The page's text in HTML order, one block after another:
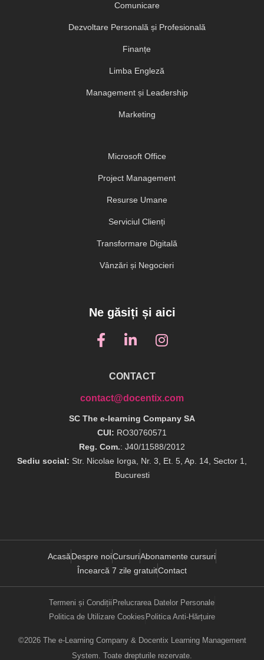
Comunicare
Dezvoltare Personală și Profesională
Finanțe
Limba Engleză
Management și Leadership
Marketing
Microsoft Office
Project Management
Resurse Umane
Serviciul Clienți
Transformare Digitală
Vânzări și Negocieri
Ne găsiți și aici
CONTACT
contact@docentix.com
SC The e-learning Company SA
CUI: RO30760571
Reg. Com.: J40/11588/2012
Sediu social: Str. Nicolae Iorga, Nr. 3, Et. 5, Ap. 14, Sector 1,
Bucuresti
AcasăDespre noiCursuriAbonamente cursuri
Încearcă 7 zile gratuitContact
Termeni și Condiții Prelucrarea Datelor Personale
Politica de Utilizare Cookies Politica Anti-Hărțuire
©2026 The e-Learning Company & Docentix Learning Management
System. Toate drepturile rezervate.